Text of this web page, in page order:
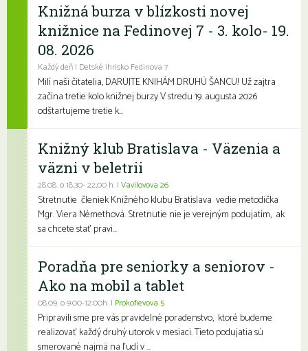
Knižná burza v blízkosti novej
knižnice na Fedinovej 7 - 3. kolo- 19.
08. 2026
Každý deň | Detské ihrisko Fedinova 7
Milí naši čitatelia, DARUJTE KNIHÁM DRUHÚ ŠANCU! Už zajtra
začína tretie kolo knižnej burzy V stredu 19. augusta 2026
odštartujeme tretie k...
Knižný klub Bratislava - Väzenia a
väzni v beletrii
28.08. o 18,30- 22,00 h. | Vavilovova 26
Stretnutie členiek Knižného klubu Bratislava vedie metodička
Mgr. Viera Némethová. Stretnutie nie je verejným podujatím, ak
sa chcete stať pravi...
Poradňa pre seniorky a seniorov -
Ako na mobil a tablet
08.09. o 9:00-12:00h. | Prokofievova 5
Pripravili sme pre vás pravidelné poradenstvo, ktoré budeme
realizovať každý druhý utorok v mesiaci. Tieto podujatia sú
smerované najmä na ľudí v ...